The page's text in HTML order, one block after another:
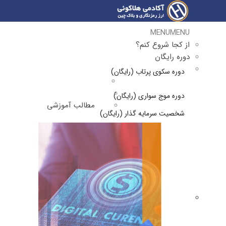
MENUMENU
از کجا شروع کنم؟
دوره رایگان
دوره سکوی پرتاب (رایگان)
دوره موج سواری (رایگان)
شخصیت سرمایه گذار (رایگان)
مطالب آموزشی